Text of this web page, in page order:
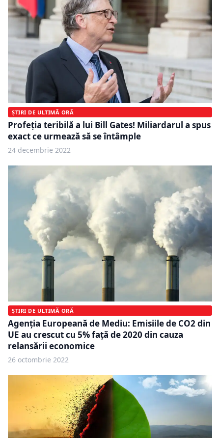
ȘTIRI DE ULTIMĂ ORĂ
Profeția teribilă a lui Bill Gates! Miliardarul a spus
exact ce urmează să se întâmple
24 decembrie 2022
ȘTIRI DE ULTIMĂ ORĂ
Agenția Europeană de Mediu: Emisiile de CO2 din
UE au crescut cu 5% față de 2020 din cauza
relansării economice
26 octombrie 2022